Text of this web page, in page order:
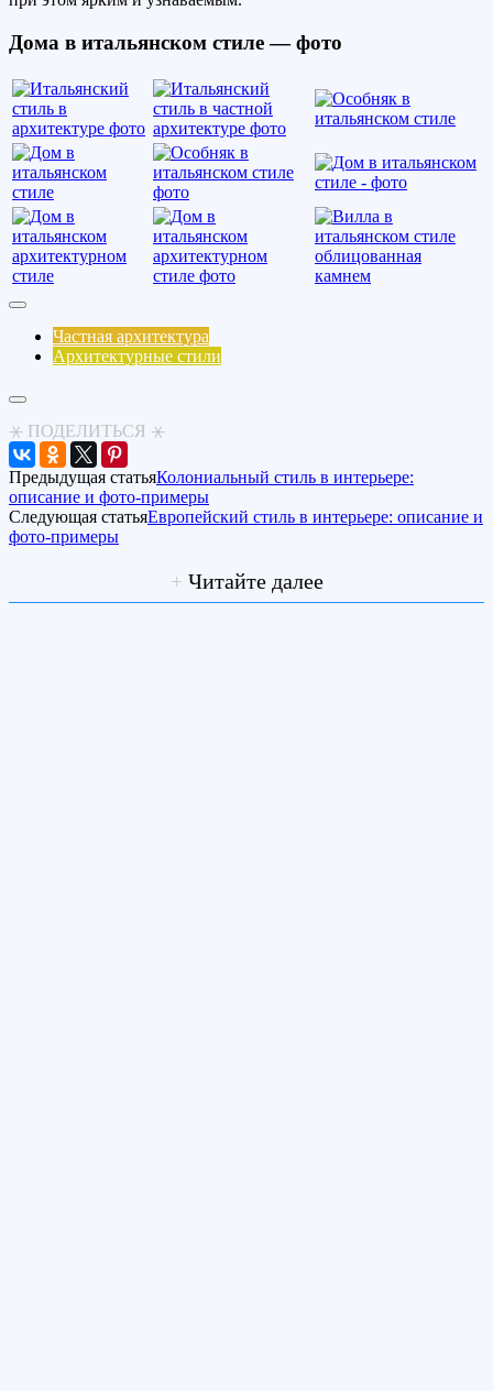
Дома в итальянском стиле — фото
Частная архитектура
Архитектурные стили
⚹ ПОДЕЛИТЬСЯ ⚹
Предыдущая статьяКолониальный стиль в интерьере:
описание и фото-примеры
Следующая статьяЕвропейский стиль в интерьере: описание и
фото-примеры
+ Читайте далее